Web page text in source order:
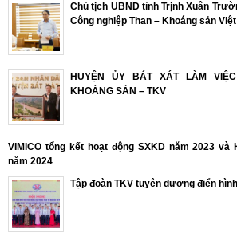
Chủ tịch UBND tỉnh Trịnh Xuân
Công nghiệp Than – Khoáng sản
HUYỆN ỦY BÁT XÁT LÀM
KHOÁNG SẢN – TKV
VIMICO tổng kết hoạt động SXKD năm 2023
năm 2024
Tập đoàn TKV tuyên dương điển